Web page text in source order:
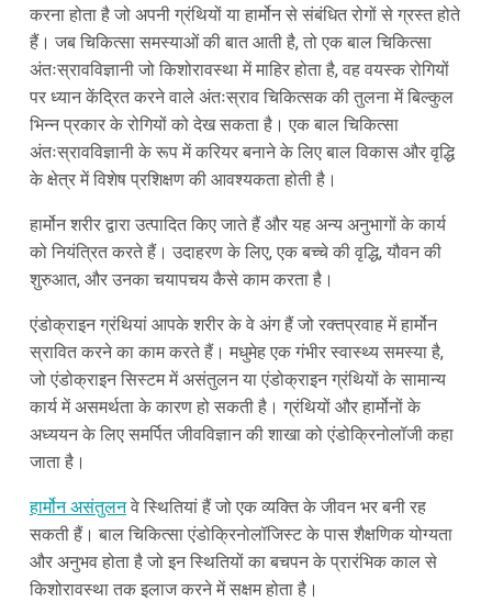
करना होता है जो अपनी ग्रंथियों या हार्मोन से संबंधित रोगों से ग्रस्त होते
हैं। जब चिकित्सा समस्याओं की बात आती है, तो एक बाल चिकित्सा
अंतःस्रावविज्ञानी जो किशोरावस्था में माहिर होता है, वह वयस्क रोगियों
पर ध्यान केंद्रित करने वाले अंतःस्राव चिकित्सक की तुलना में बिल्कुल
भिन्न प्रकार के रोगियों को देख सकता है। एक बाल चिकित्सा
अंतःस्रावविज्ञानी के रूप में करियर बनाने के लिए बाल विकास और वृद्धि
के क्षेत्र में विशेष प्रशिक्षण की आवश्यकता होती है।
हार्मोन शरीर द्वारा उत्पादित किए जाते हैं और यह अन्य अनुभागों के कार्य
को नियंत्रित करते हैं। उदाहरण के लिए, एक बच्चे की वृद्धि, यौवन की
शुरुआत, और उनका चयापचय कैसे काम करता है।
एंडोक्राइन ग्रंथियां आपके शरीर के वे अंग हैं जो रक्तप्रवाह में हार्मोन
स्रावित करने का काम करते हैं। मधुमेह एक गंभीर स्वास्थ्य समस्या है,
जो एंडोक्राइन सिस्टम में असंतुलन या एंडोक्राइन ग्रंथियों के सामान्य
कार्य में असमर्थता के कारण हो सकती है। ग्रंथियों और हार्मोनों के
अध्ययन के लिए समर्पित जीवविज्ञान की शाखा को एंडोक्रिनोलॉजी कहा
जाता है।
हार्मोन असंतुलनवे स्थितियां हैं जो एक व्यक्ति के जीवन भर बनी रह
सकती हैं। बाल चिकित्सा एंडोक्रिनोलॉजिस्ट के पास शैक्षणिक योग्यता
और अनुभव होता है जो इन स्थितियों का बचपन के प्रारंभिक काल से
किशोरावस्था तक इलाज करने में सक्षम होता है।